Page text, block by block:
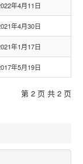
年4月11日
年4月30日
年1月17日
年5月19日
第 2 页 共 2 页